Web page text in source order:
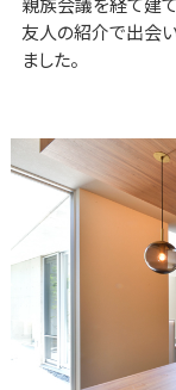
友人の紹介で出会
ました。